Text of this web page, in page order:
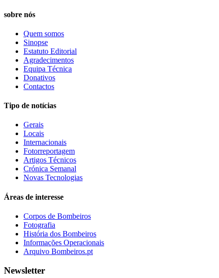
sobre nós
Quem somos
Sinopse
Estatuto Editorial
Agradecimentos
Equipa Técnica
Donativos
Contactos
Tipo de notícias
Gerais
Locais
Internacionais
Fotorreportagem
Artigos Técnicos
Crónica Semanal
Novas Tecnologias
Áreas de interesse
Corpos de Bombeiros
Fotografia
História dos Bombeiros
Informações Operacionais
Arquivo Bombeiros.pt
Newsletter